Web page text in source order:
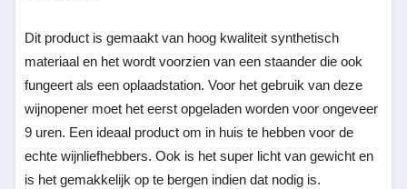
Dit product is gemaakt van hoog kwaliteit synthetisch
materiaal en het wordt voorzien van een staander die ook
fungeert als een oplaadstation. Voor het gebruik van deze
wijnopener moet het eerst opgeladen worden voor ongeveer
9 uren. Een ideaal product om in huis te hebben voor de
echte wijnliefhebbers. Ook is het super licht van gewicht en
is het gemakkelijk op te bergen indien dat nodig is.